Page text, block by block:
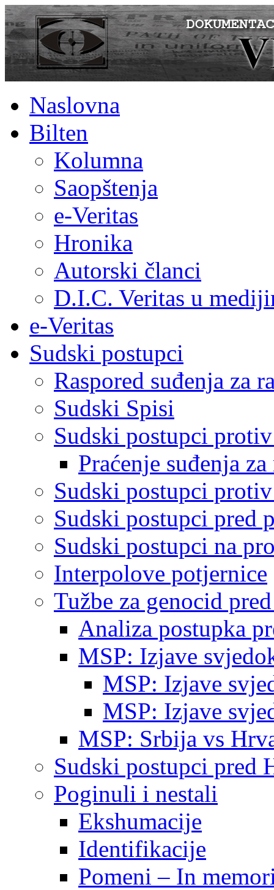
Naslovna
Bilten
Kolumna
Saopštenja
e-Veritas
Hronika
Autorski članci
D.I.C. Veritas u
e-Veritas
Sudski postupci
Raspored suđenja za
Sudski Spisi
Sudski postupci
Praćenje suđenja
Sudski postupci
Sudski postupci pred
Sudski postupci na
Interpolove potjernice
Tužbe za genocid
Analiza postupka
MSP: Izjave
MSP: Izjave
MSP: Izjave
MSP: Srbija vs
Sudski postupci pred
Poginuli i nestali
Ekshumacije
Identifikacije
Pomeni – In